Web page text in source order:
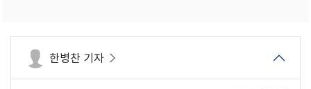
한병찬 기자